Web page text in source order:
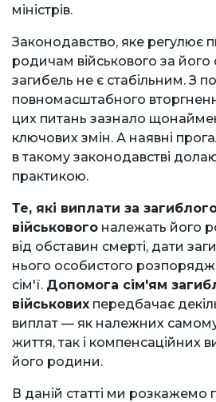
міністрів.
Законодавство, яке регулює
родичам військового за його
загибель не є стабільним. З
повномасштабного
цих питань зазнало
ключових змін. А наявні
в такому законодавстві
практикою.
Те, які виплати за
військового належать його
від обставин смерті, дати
нього особистого
сім'ї. Допомога сім'ям
військових передбачає
виплат — як належних
життя, так і компенсаційних
його родини.
В даній статті ми розкажемо